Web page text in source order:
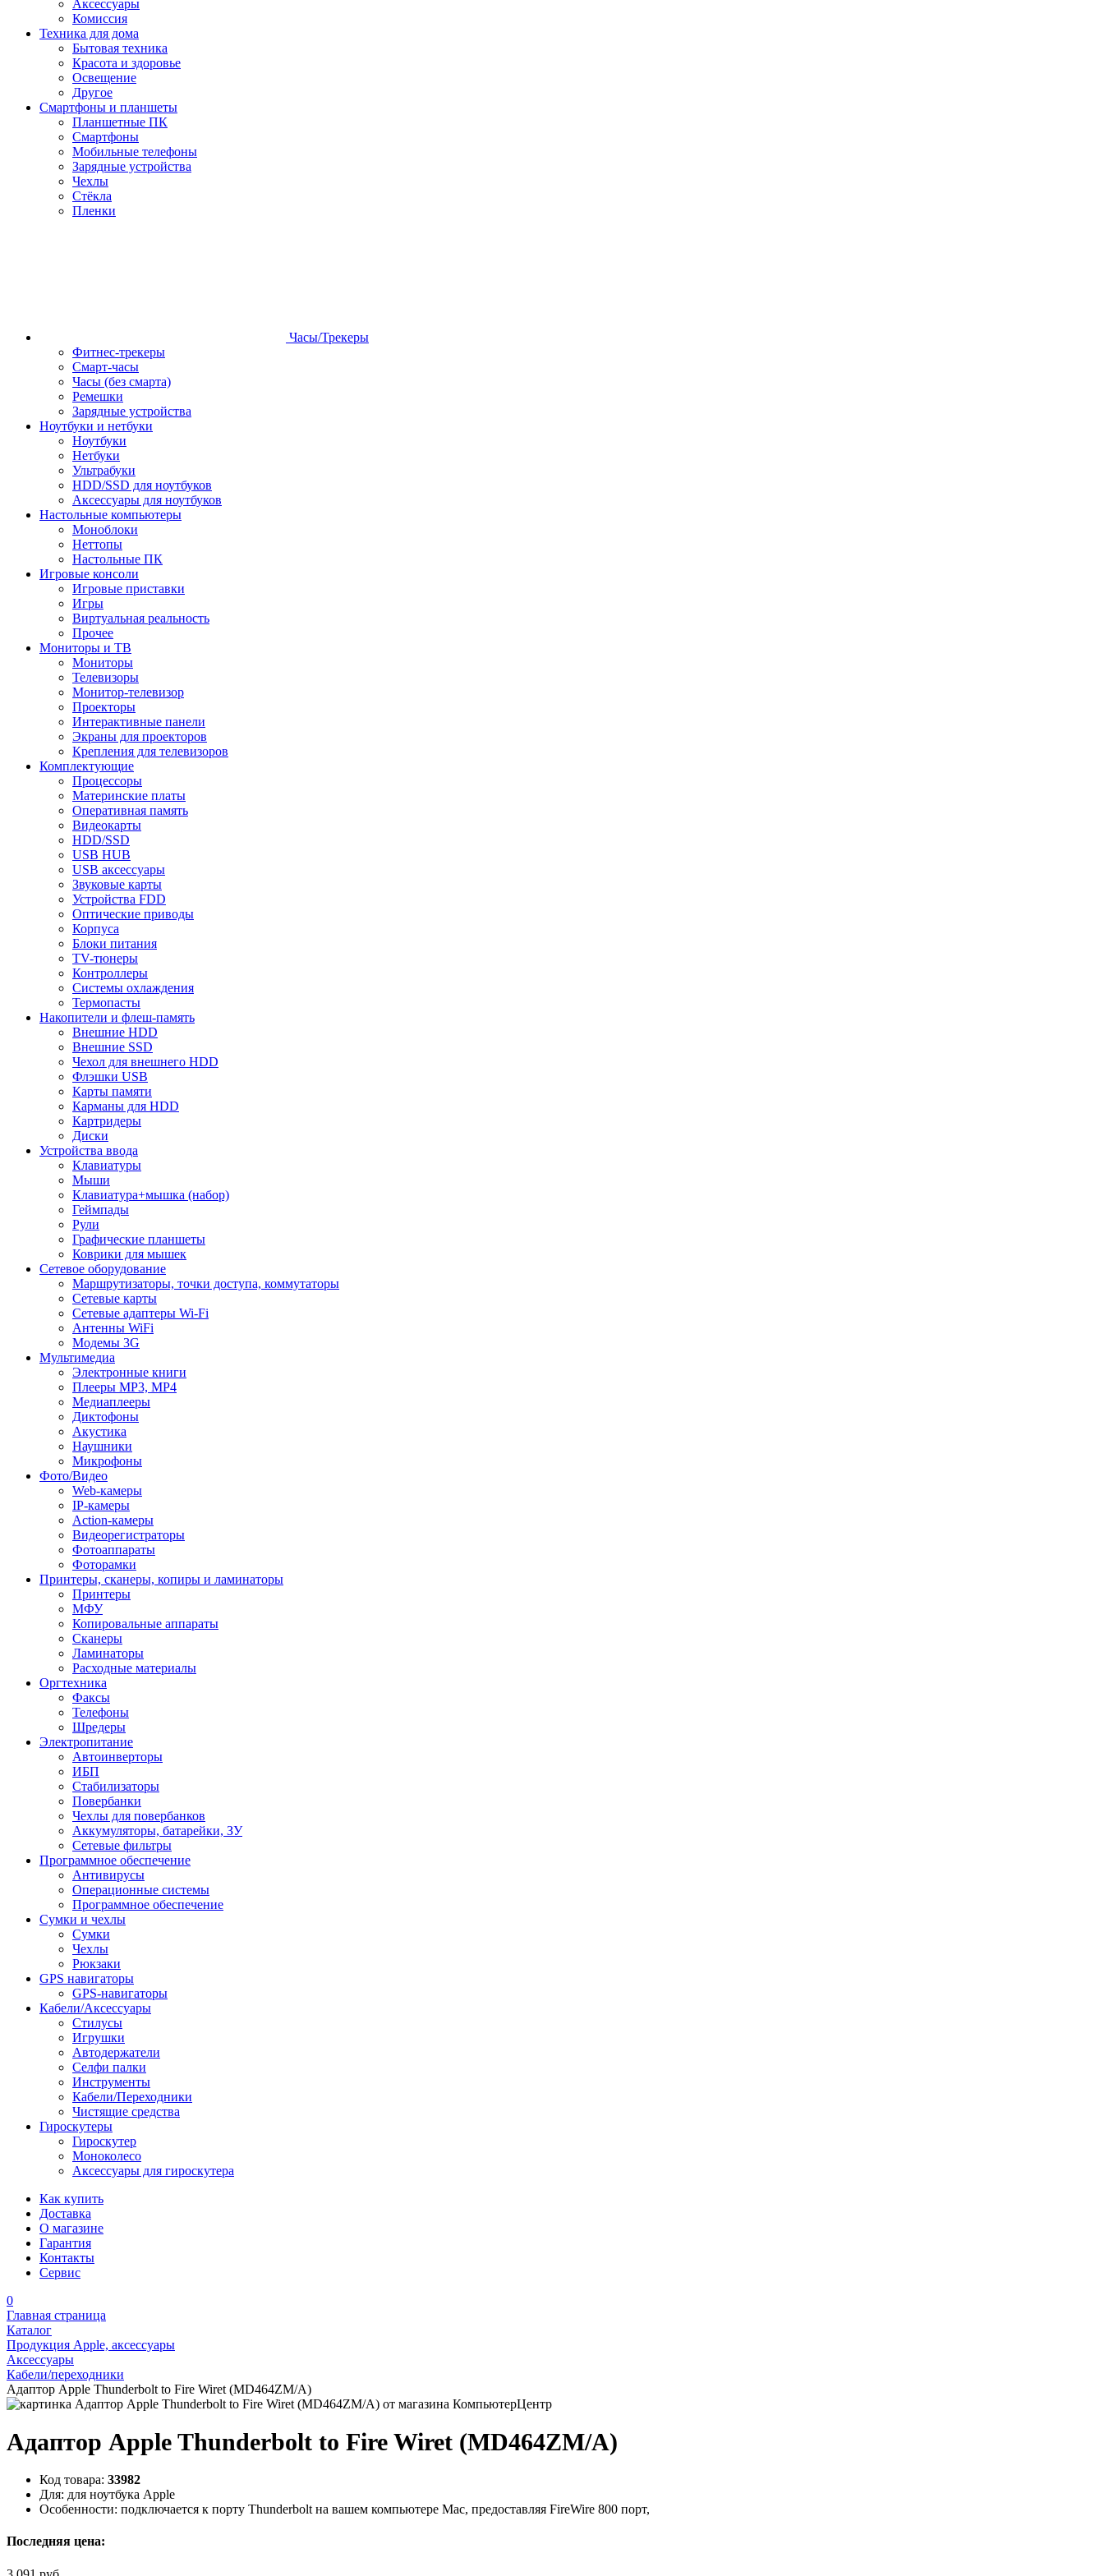
Аксессуары
Комиссия
Техника для дома
Бытовая техника
Красота и здоровье
Освещение
Другое
Смартфоны и планшеты
Планшетные ПК
Смартфоны
Мобильные телефоны
Зарядные устройства
Чехлы
Стёкла
Пленки
Часы/Трекеры
Фитнес-трекеры
Смарт-часы
Часы (без смарта)
Ремешки
Зарядные устройства
Ноутбуки и нетбуки
Ноутбуки
Нетбуки
Ультрабуки
HDD/SSD для ноутбуков
Аксессуары для ноутбуков
Настольные компьютеры
Моноблоки
Неттопы
Настольные ПК
Игровые консоли
Игровые приставки
Игры
Виртуальная реальность
Прочее
Мониторы и ТВ
Мониторы
Телевизоры
Монитор-телевизор
Проекторы
Интерактивные панели
Экраны для проекторов
Крепления для телевизоров
Комплектующие
Процессоры
Материнские платы
Оперативная память
Видеокарты
HDD/SSD
USB HUB
USB аксессуары
Звуковые карты
Устройства FDD
Оптические приводы
Корпуса
Блоки питания
TV-тюнеры
Контроллеры
Системы охлаждения
Термопасты
Накопители и флеш-память
Внешние HDD
Внешние SSD
Чехол для внешнего HDD
Флэшки USB
Карты памяти
Карманы для HDD
Картридеры
Диски
Устройства ввода
Клавиатуры
Мыши
Клавиатура+мышка (набор)
Геймпады
Рули
Графические планшеты
Коврики для мышек
Сетевое оборудование
Маршрутизаторы, точки доступа, коммутаторы
Сетевые карты
Сетевые адаптеры Wi-Fi
Антенны WiFi
Модемы 3G
Мультимедиа
Электронные книги
Плееры MP3, MP4
Медиаплееры
Диктофоны
Акустика
Наушники
Микрофоны
Фото/Видео
Web-камеры
IP-камеры
Action-камеры
Видеорегистраторы
Фотоаппараты
Фоторамки
Принтеры, сканеры, копиры и ламинаторы
Принтеры
МФУ
Копировальные аппараты
Сканеры
Ламинаторы
Расходные материалы
Оргтехника
Факсы
Телефоны
Шредеры
Электропитание
Автоинверторы
ИБП
Стабилизаторы
Повербанки
Чехлы для повербанков
Аккумуляторы, батарейки, ЗУ
Сетевые фильтры
Программное обеспечение
Антивирусы
Операционные системы
Программное обеспечение
Сумки и чехлы
Сумки
Чехлы
Рюкзаки
GPS навигаторы
GPS-навигаторы
Кабели/Аксессуары
Стилусы
Игрушки
Автодержатели
Селфи палки
Инструменты
Кабели/Переходники
Чистящие средства
Гироскутеры
Гироскутер
Моноколесо
Аксессуары для гироскутера
Как купить
Доставка
О магазине
Гарантия
Контакты
Сервис
0
Главная страница
Каталог
Продукция Apple, аксессуары
Аксессуары
Кабели/переходники
Адаптор Apple Thunderbolt to Fire Wiret (MD464ZM/A)
Адаптор Apple Thunderbolt to Fire Wiret (MD464ZM/A)
Код товара: 33982
Для: для ноутбука Apple
Особенности: подключается к порту Thunderbolt на вашем компьютере Mac, предоставляя FireWire 800 порт,
Последняя цена: